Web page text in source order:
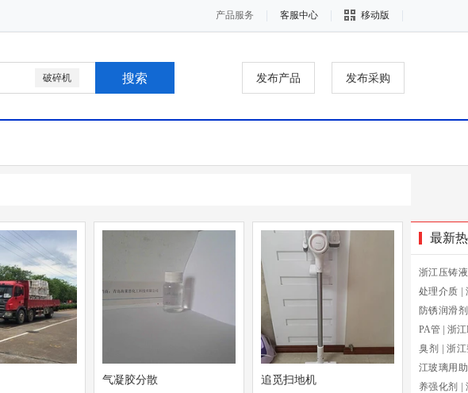
产品服务 客服中心 移动版
破碎机 发布产品 发布采购
气凝胶分散 追觅扫地机
最新
浙江压铸液
处理介质
防锈润滑剂
PA管
浙
臭剂
浙
江玻璃用
养强化剂